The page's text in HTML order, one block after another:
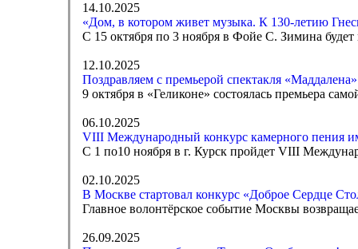
14.10.2025
«Дом, в котором живет музыка. К 130-летию
С 15 октября по 3 ноября в Фойе С. Зимина
12.10.2025
Поздравляем с премьерой спектакля
9 октября в «Геликоне» состоялась премьера
06.10.2025
VIII Международный конкурс камерного пения
С 1 по10 ноября в г. Курск пройдет VIII
02.10.2025
В Москве стартовал конкурс «Доброе Сердце
Главное волонтёрское событие Москвы
26.09.2025